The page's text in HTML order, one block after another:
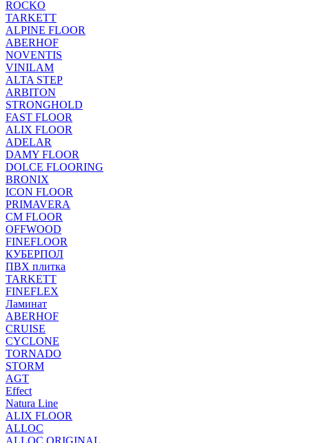
ROCKO
TARKETT
ALPINE FLOOR
ABERHOF
NOVENTIS
VINILAM
ALTA STEP
ARBITON
STRONGHOLD
FAST FLOOR
ALIX FLOOR
ADELAR
DAMY FLOOR
DOLCE FLOORING
BRONIX
ICON FLOOR
PRIMAVERA
CM FLOOR
OFFWOOD
FINEFLOOR
КУБЕРПОЛ
ПВХ плитка
TARKETT
FINEFLEX
Ламинат
ABERHOF
CRUISE
CYCLONE
TORNADO
STORM
AGT
Effect
Natura Line
ALIX FLOOR
ALLOC
ALLOC ORIGINAL